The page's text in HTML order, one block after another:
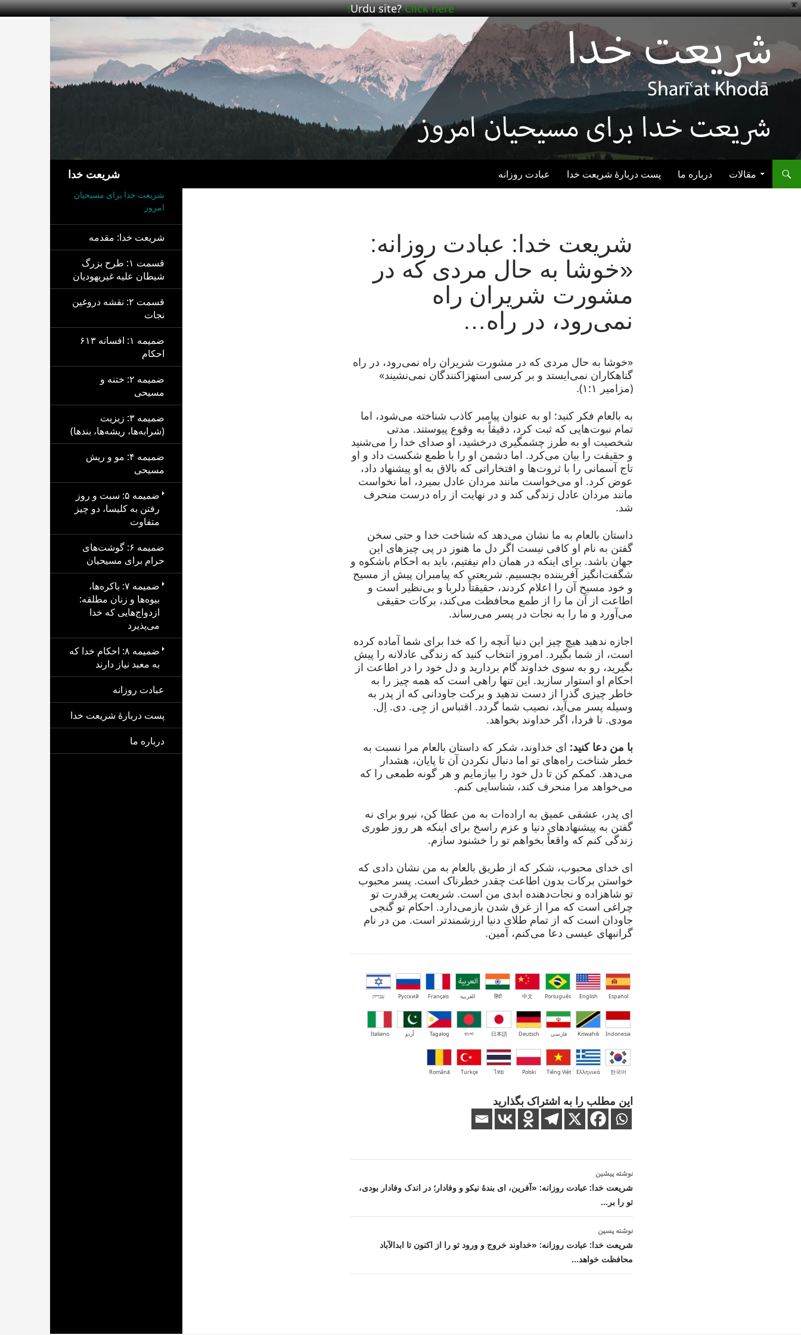
X
Urdu site?Click here!
شریعت خدا مقالات درباره ما پست دربارهٔ شریعت خدا عبادت روزانه
شریعت خدا: عبادت روزانه:
«خوشا به حال مردی که در
مشورت شریران راه
نمی‌رود، در راه…
«خوشا به حال مردی که در مشورت شریران راه نمی‌رود، در راه
گناهکاران نمی‌ایستد و بر کرسی استهزاکنندگان نمی‌نشیند»
(مزامیر ۱:۱).
به بالعام فکر کنید: او به عنوان پیامبر کاذب شناخته می‌شود، اما
تمام نبوت‌هایی که ثبت کرد، دقیقاً به وقوع پیوستند. مدتی
شخصیت او به طرز چشمگیری درخشید، او صدای خدا را می‌شنید
و حقیقت را بیان می‌کرد. اما دشمن او را با طمع شکست داد و او
تاج آسمانی را با ثروت‌ها و افتخاراتی که بالاق به او پیشنهاد داد،
عوض کرد. او می‌خواست مانند مردان عادل بمیرد، اما نخواست
مانند مردان عادل زندگی کند و در نهایت از راه درست منحرف
شد.
داستان بالعام به ما نشان می‌دهد که شناخت خدا و حتی سخن
گفتن به نام او کافی نیست اگر دل ما هنوز در پی چیزهای این
جهان باشد. برای اینکه در همان دام نیفتیم، باید به احکام باشکوه و
شگفت‌انگیز آفریننده بچسبیم. شریعتی که پیامبران پیش از مسیح
و خود مسیح آن را اعلام کردند، حقیقتاً دلربا و بی‌نظیر است و
اطاعت از آن ما را از طمع محافظت می‌کند، برکات حقیقی
می‌آورد و ما را به نجات در پسر می‌رساند.
اجازه ندهید هیچ چیز این دنیا آنچه را که خدا برای شما آماده کرده
است، از شما بگیرد. امروز انتخاب کنید که زندگی عادلانه را پیش
بگیرید، رو به سوی خداوند گام بردارید و دل خود را در اطاعت از
احکام او استوار سازید. این تنها راهی است که همه چیز را به
خاطر چیزی گذرا از دست ندهید و برکت جاودانی که از پدر به
وسیله پسر می‌آید، نصیب شما گردد. اقتباس از جِی. دی. اِل.
مودی. تا فردا، اگر خداوند بخواهد.
با من دعا کنید: ای خداوند، شکر که داستان بالعام مرا نسبت به
خطر شناخت راه‌های تو اما دنبال نکردن آن تا پایان، هشدار
می‌دهد. کمکم کن تا دل خود را بیازمایم و هر گونه طمعی را که
می‌خواهد مرا منحرف کند، شناسایی کنم.
ای پدر، عشقی عمیق به اراده‌ات به من عطا کن، نیرو برای نه
گفتن به پیشنهادهای دنیا و عزم راسخ برای اینکه هر روز طوری
زندگی کنم که واقعاً بخواهم تو را خشنود سازم.
ای خدای محبوب، شکر که از طریق بالعام به من نشان دادی که
خواستن برکات بدون اطاعت چقدر خطرناک است. پسر محبوب
تو شاهزاده و نجات‌دهنده ابدی من است. شریعت پرقدرت تو
چراغی است که مرا از غرق شدن بازمی‌دارد. احکام تو گنجی
جاودان است که از تمام طلای دنیا ارزشمندتر است. من در نام
گرانبهای عیسی دعا می‌کنم، آمین.
Español
English
Português
中文
हिंदी العربية Français
Русский עברית
Indonesia
Kiswahili فارسی Deutsch
日本語
বাংলা
Tagalog اُردو Italiano
한국어
Ελληνικά
Tiếng Việt
Polski
ไทย
Türkçe
Română
این مطلب را به اشتراک بگذارید
ناوبری
نوشته
نوشته پیشین
شریعت خدا: عبادت روزانه: «آفرین، ای بندهٔ نیکو و وفادار؛ در اندک وفادار بودی،
تو را بر…
نوشته پسین
شریعت خدا: عبادت روزانه: «خداوند خروج و ورود تو را از اکنون تا ابدالآباد
محافظت خواهد…
شریعت خدا برای مسیحیان
امروز
شریعت خدا: مقدمه
قسمت ۱: طرح بزرگ
شیطان علیه غیریهودیان
قسمت ۲: نقشه دروغین
نجات
ضمیمه ۱: افسانه ۶۱۳
احکام
ضمیمه ۲: ختنه و
مسیحی
ضمیمه ۳: زیزیت
(شرابه‌ها، ریشه‌ها، بندها)
ضمیمه ۴: مو و ریش
مسیحی
ضمیمه ۵: سبت و روز
رفتن به کلیسا، دو چیز
متفاوت
ضمیمه ۶: گوشت‌های
حرام برای مسیحیان
ضمیمه ۷: باکره‌ها،
بیوه‌ها و زنان مطلقه:
ازدواج‌هایی که خدا
می‌پذیرد
ضمیمه ۸: احکام خدا که
به معبد نیاز دارند
عبادت روزانه
پست دربارهٔ شریعت خدا
درباره ما